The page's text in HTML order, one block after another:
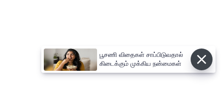
பூசணி விதைகள் சாப்பிடுவதால்
கிடைக்கும் முக்கிய நன்மைகள்